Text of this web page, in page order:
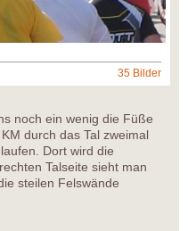
35 Bilder
noch ein wenig die Füße
durch das Tal zweimal
Dort wird die
Talseite sieht man
steilen Felswände